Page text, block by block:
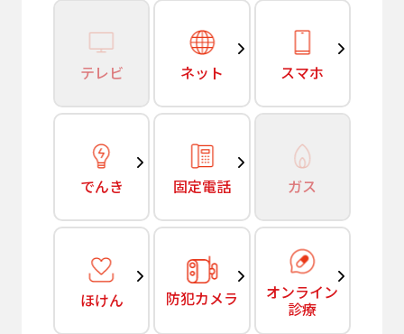
テレビ ネット スマホ
でんき 固定電話 ガス
ほけん 防犯カメラ オンライン
診療